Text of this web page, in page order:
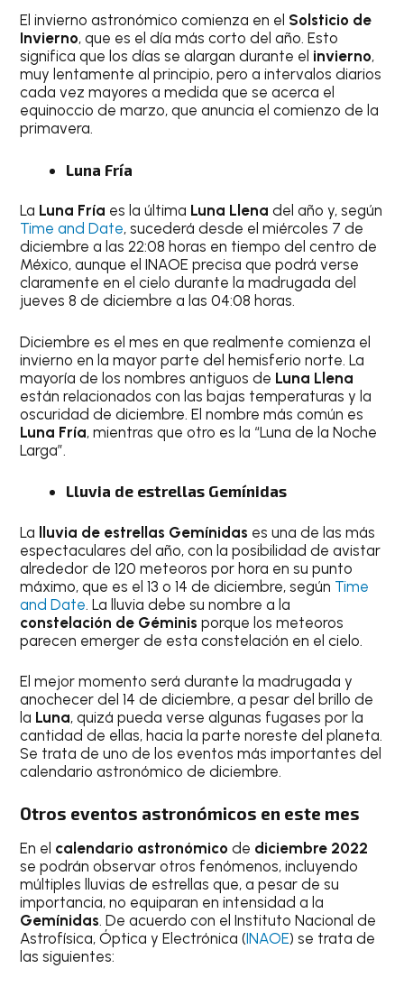
El invierno astronómico comienza en el Solsticio de
Invierno, que es el día más corto del año. Esto
significa que los días se alargan durante el invierno,
muy lentamente al principio, pero a intervalos diarios
cada vez mayores a medida que se acerca el
equinoccio de marzo, que anuncia el comienzo de la
primavera.
Luna Fría
La Luna Fría es la última Luna Llena del año y, según
Time and Date, sucederá desde el miércoles 7 de
diciembre a las 22:08 horas en tiempo del centro de
México, aunque el INAOE precisa que podrá verse
claramente en el cielo durante la madrugada del
jueves 8 de diciembre a las 04:08 horas.
Diciembre es el mes en que realmente comienza el
invierno en la mayor parte del hemisferio norte. La
mayoría de los nombres antiguos de Luna Llena
están relacionados con las bajas temperaturas y la
oscuridad de diciembre. El nombre más común es
Luna Fría, mientras que otro es la “Luna de la Noche
Larga”.
Lluvia de estrellas Gemínidas
La lluvia de estrellas Gemínidas es una de las más
espectaculares del año, con la posibilidad de avistar
alrededor de 120 meteoros por hora en su punto
máximo, que es el 13 o 14 de diciembre, según Time
and Date. La lluvia debe su nombre a la
constelación de Géminis porque los meteoros
parecen emerger de esta constelación en el cielo.
El mejor momento será durante la madrugada y
anochecer del 14 de diciembre, a pesar del brillo de
la Luna, quizá pueda verse algunas fugases por la
cantidad de ellas, hacia la parte noreste del planeta.
Se trata de uno de los eventos más importantes del
calendario astronómico de diciembre.
Otros eventos astronómicos en este mes
En el calendario astronómicode diciembre 2022
se podrán observar otros fenómenos, incluyendo
múltiples lluvias de estrellas que, a pesar de su
importancia, no equiparan en intensidad a la
Gemínidas. De acuerdo con el Instituto Nacional de
Astrofísica, Óptica y Electrónica (INAOE) se trata de
las siguientes: